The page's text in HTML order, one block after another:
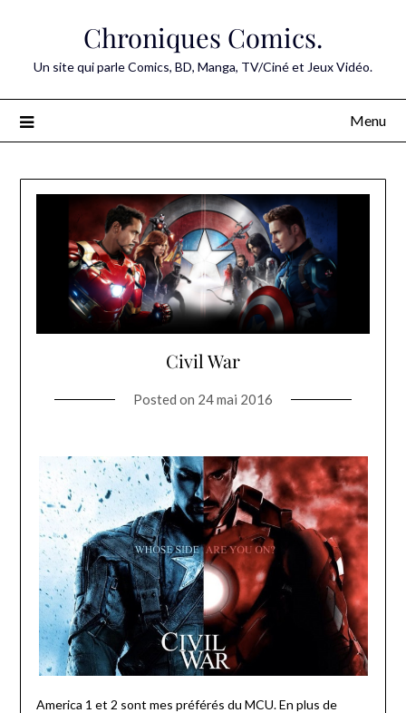
Chroniques Comics.
Un site qui parle Comics, BD, Manga, TV/Ciné et Jeux Vidéo.
Menu
Civil War
Posted on 24 mai 2016
America 1 et 2 sont mes préférés du MCU. En plus de